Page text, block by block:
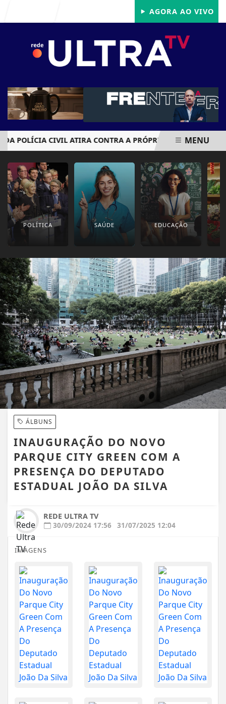
AGORA AO VIVO
POLÍCIA CIVIL ATIRA CONTRA A PRÓPRIA CABEÇA APÓS
EM ALTA
MENU
POLÍTICA SAÚDE EDUCAÇÃO
ÁLBUNS
INAUGURAÇÃO DO NOVO
PARQUE CITY GREEN COM A
PRESENÇA DO DEPUTADO
ESTADUAL JOÃO DA SILVA
REDE ULTRA TV
30/09/2024 17:56 31/07/2025 12:04
IMAGENS